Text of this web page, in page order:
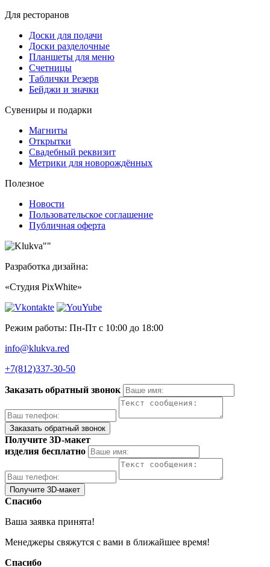
Для ресторанов
Доски для подачи
Доски разделочные
Планшеты для меню
Счетницы
Таблички Резерв
Бейджи и значки
Сувениры и подарки
Магниты
Открытки
Свадебный реквизит
Метрики для новорождённых
Полезное
Новости
Пользовательское соглашение
Публичная оферта
Разработка дизайна:
«Студия PixWhite»
Режим работы: Пн-Пт с 10:00 до 18:00
info@klukva.red
+7(812)337‑30-50
Заказать обратный звонок
Получите 3D-макет
изделия бесплатно
Спасибо
Ваша заявка принята!
Менеджеры свяжутся с вами в ближайшее время!
Спасибо